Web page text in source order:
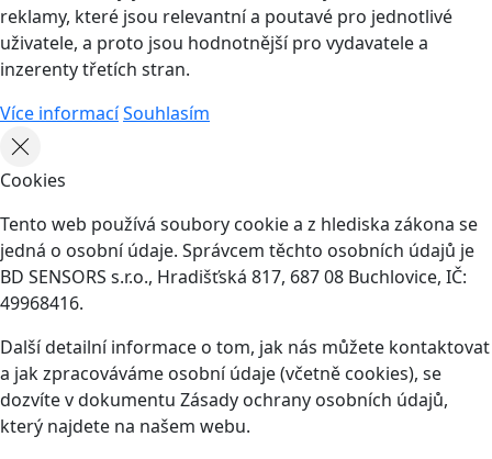
reklamy, které jsou relevantní a poutavé pro jednotlivé
uživatele, a proto jsou hodnotnější pro vydavatele a
inzerenty třetích stran.
Více informacíSouhlasím
Cookies
Tento web používá soubory cookie a z hlediska zákona se
jedná o osobní údaje. Správcem těchto osobních údajů je
BD SENSORS s.r.o., Hradišťská 817, 687 08 Buchlovice, IČ:
49968416.
Další detailní informace o tom, jak nás můžete kontaktovat
a jak zpracováváme osobní údaje (včetně cookies), se
dozvíte v dokumentu Zásady ochrany osobních údajů,
který najdete na našem webu.